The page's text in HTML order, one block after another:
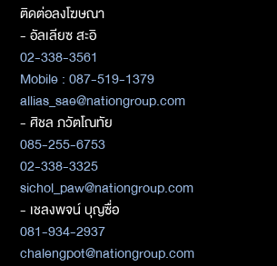
ติดต่อลงโฆษณา
- อัลเลียซ สะอิ
02-338-3561
Mobile : 087-519-1379
allias_sae@nationgroup.com
- ศิชล ภวัตโณทัย
085-255-6753
02-338-3325
sichol_paw@nationgroup.com
- เชลงพจน์ บุญซื่อ
081-934-2937
chalengpot@nationgroup.com